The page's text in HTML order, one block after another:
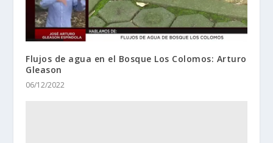
Flujos de agua en el Bosque Los Colomos: Arturo
Gleason
06/12/2022